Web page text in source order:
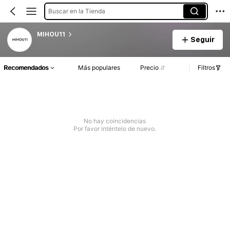
Buscar en la Tienda
MIHOU11
Seguir
Recomendados Más populares Precio Filtros
No hay coincidencias
Por favor inténtelo de nuevo.